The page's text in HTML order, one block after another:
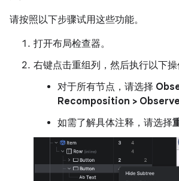
请按照以下步骤试用这些功能。
打开布局检查器。
右键点击重组列，然后执行以下操
对于所有节点，请选择
Recomposition > Observe
如需了解具体注释，请选择